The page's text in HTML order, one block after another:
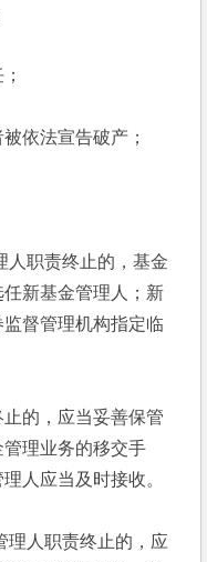
依法宣告破产；
人职责终止的，基金
新基金管理人；新
督管理机构指定临
的，应当妥善保管
理业务的移交手
人应当及时接收。
理人职责终止的，应